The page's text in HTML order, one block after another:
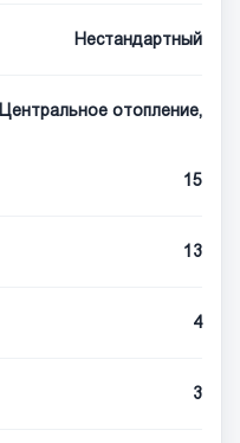
Нестандартный
Центральное отопление,
15
13
4
3